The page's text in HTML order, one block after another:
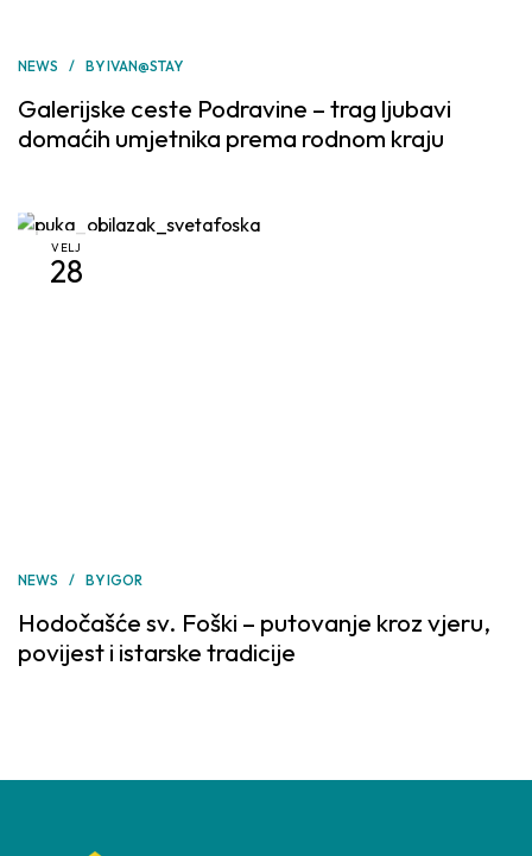
NEWS BYIVAN@STAY
Galerijske ceste Podravine – trag ljubavi
domaćih umjetnika prema rodnom kraju
VELJ
28
NEWS BYIGOR
Hodočašće sv. Foški – putovanje kroz vjeru,
povijest i istarske tradicije